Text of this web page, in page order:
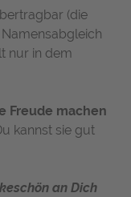
(die
nur in dem
Freude machen
kannst sie gut
an Dich